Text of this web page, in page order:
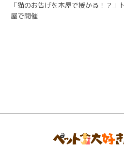
「猫のお告げを本屋で授かる！？」
屋で開催